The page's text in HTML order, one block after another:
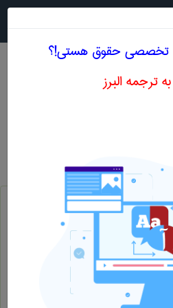
قوانین اخلاقی
تخصصی حقوق هستی!؟
ترجمه البرز